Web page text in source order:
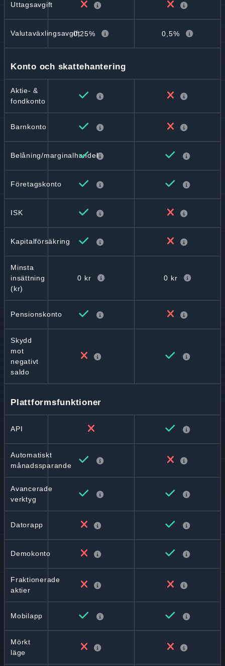
Uttagsavgift
Valutaväxlingsavgift0,25% 0,5%
Konto och skattehantering
Aktie- &
fondkonto
Barnkonto
Belåning/marginalhandel
Företagskonto
ISK
Kapitalförsäkring
Minsta
insättning
(kr)
0 kr 0 kr
Pensionskonto
Skydd
mot
negativt
saldo
Plattformsfunktioner
API
Automatiskt
månadssparande
Avancerade
verktyg
Datorapp
Demokonto
Fraktionerade
aktier
Mobilapp
Mörkt
läge